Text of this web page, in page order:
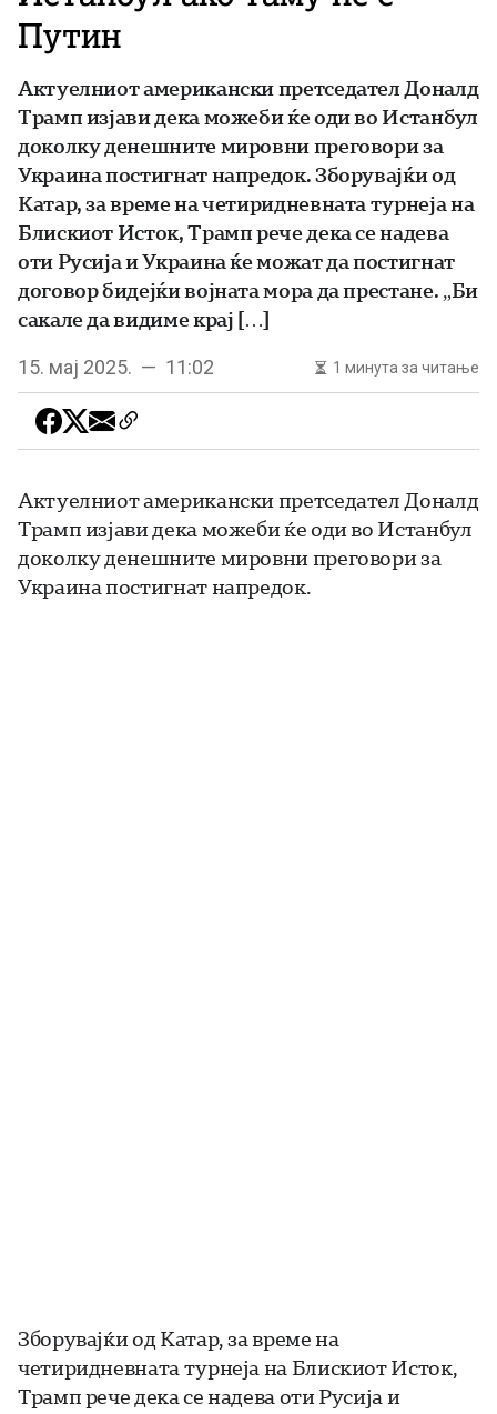
Путин
Актуелниот американски претседател Доналд
Трамп изјави дека можеби ќе оди во Истанбул
доколку денешните мировни преговори за
Украина постигнат напредок. Зборувајќи од
Катар, за време на четиридневната турнеја на
Блискиот Исток, Трамп рече дека се надева
оти Русија и Украина ќе можат да постигнат
договор бидејќи војната мора да престане. „Би
сакале да видиме крај […]
15. мај 2025. — 11:02 1 минута за читање
Актуелниот американски претседател Доналд
Трамп изјави дека можеби ќе оди во Истанбул
доколку денешните мировни преговори за
Украина постигнат напредок.
Зборувајќи од Катар, за време на
четиридневната турнеја на Блискиот Исток,
Трамп рече дека се надева оти Русија и